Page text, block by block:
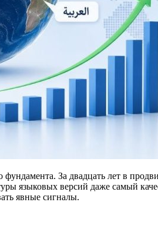
фундамента. За двадцать лет в
языковых версий даже самый
явные сигналы.